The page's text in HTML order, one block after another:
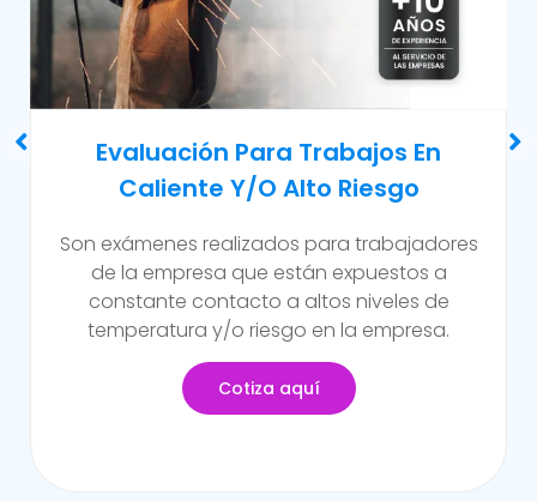
Examen Médico Ocupacional De
Reincorporación Laboral
Este examen se realiza al colaborador que se
incorpora a la organización luego de haber
sufrido alguna incapacidad temporal propia
del trabajo.
Cotiza aquí